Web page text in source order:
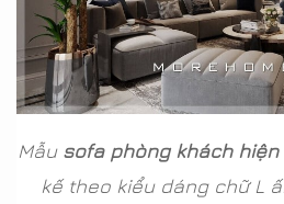
Mẫusofa phòng khách
kế theo kiểu dáng chữ L